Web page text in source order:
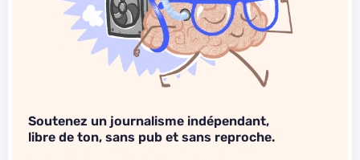
Soutenez un journalisme indépendant,
libre de ton, sans pub et sans reproche.